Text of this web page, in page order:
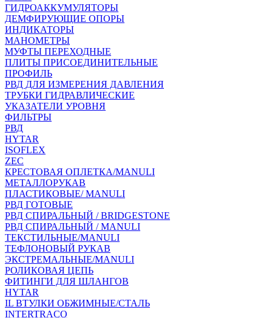
ГИДРОАККУМУЛЯТОРЫ
ДЕМФИРУЮЩИЕ ОПОРЫ
ИНДИКАТОРЫ
МАНОМЕТРЫ
МУФТЫ ПЕРЕХОДНЫЕ
ПЛИТЫ ПРИСОЕДИНИТЕЛЬНЫЕ
ПРОФИЛЬ
РВД ДЛЯ ИЗМЕРЕНИЯ ДАВЛЕНИЯ
ТРУБКИ ГИДРАВЛИЧЕСКИЕ
УКАЗАТЕЛИ УРОВНЯ
ФИЛЬТРЫ
РВД
HYTAR
ISOFLEX
ZEC
КРЕСТОВАЯ ОПЛЕТКА/MANULI
МЕТАЛЛОРУКАВ
ПЛАСТИКОВЫЕ/ MANULI
РВД ГОТОВЫЕ
РВД СПИРАЛЬНЫЙ / BRIDGESTONE
РВД СПИРАЛЬНЫЙ / MANULI
ТЕКСТИЛЬНЫЕ/MANULI
ТЕФЛОНОВЫЙ РУКАВ
ЭКСТРЕМАЛЬНЫЕ/MANULI
РОЛИКОВАЯ ЦЕПЬ
ФИТИНГИ ДЛЯ ШЛАНГОВ
HYTAR
IL ВТУЛКИ ОБЖИМНЫЕ/СТАЛЬ
INTERTRACO